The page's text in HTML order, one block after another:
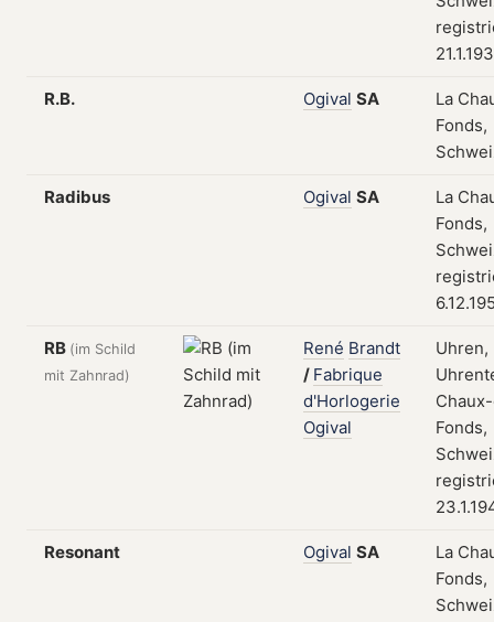
R.B. Ogival SA
La
Fonds,
Radibus Ogival SA
La
Fonds,
RB (im Schild
mit Zahnrad)
René Brandt
/ Fabrique
d'Horlogerie
Ogival
Uhren,
Fonds,
Resonant Ogival SA
La
Fonds,